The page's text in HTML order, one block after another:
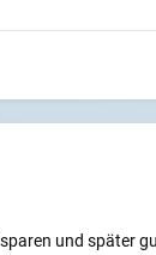
und später